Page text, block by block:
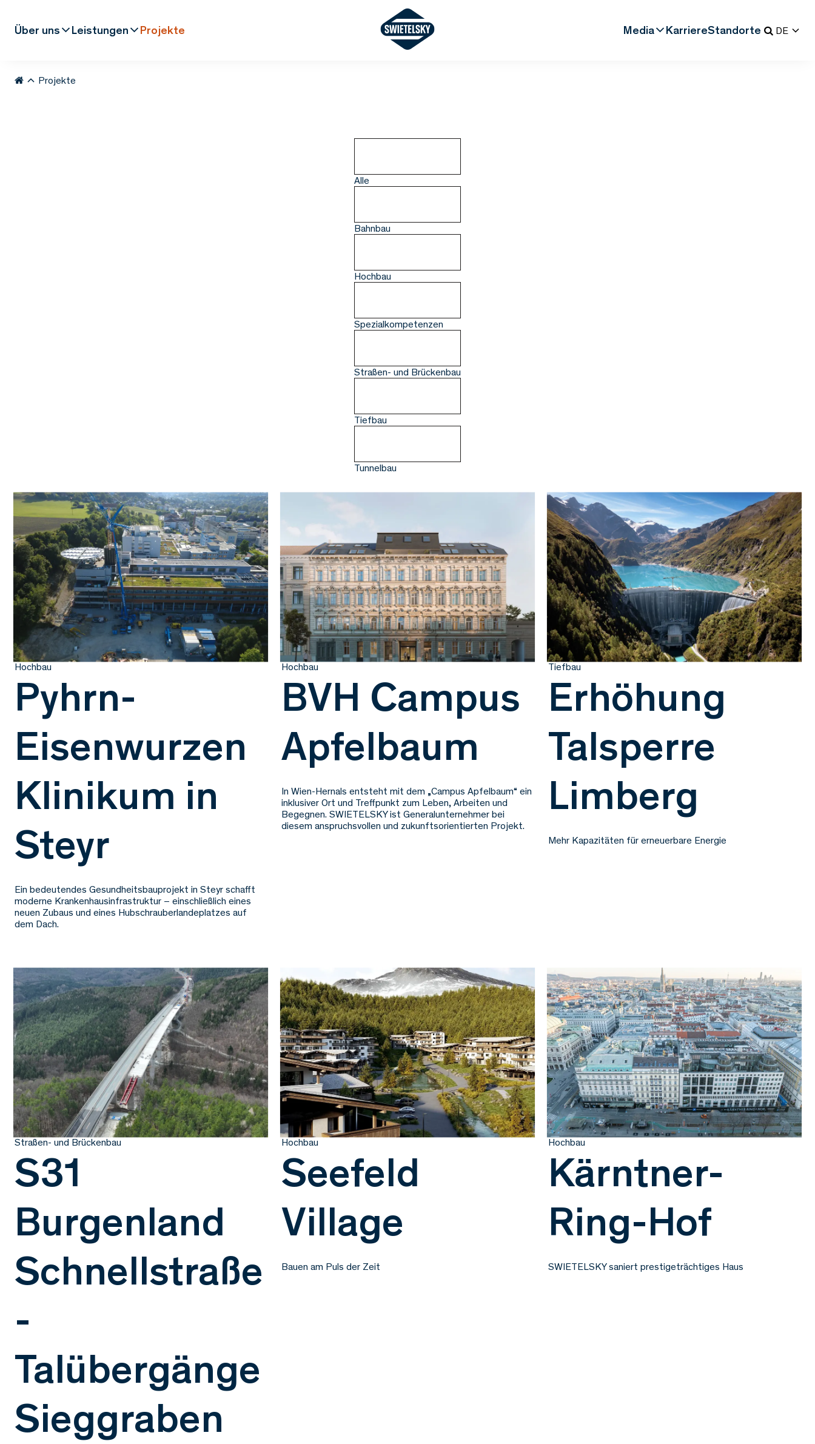
Über uns Leistungen Projekte Media KarriereStandorte DE
Projekte
Alle
Bahnbau
Hochbau
Spezialkompetenzen
Straßen- und Brückenbau
Tiefbau
Tunnelbau
Hochbau
Pyhrn-
Eisenwurzen
Klinikum in
Steyr
Ein bedeutendes Gesundheitsbauprojekt in Steyr schafft
moderne Krankenhausinfrastruktur – einschließlich eines
neuen Zubaus und eines Hubschrauberlandeplatzes auf
dem Dach.
Hochbau
BVH Campus
Apfelbaum
In Wien-Hernals entsteht mit dem „Campus Apfelbaum“ ein
inklusiver Ort und Treffpunkt zum Leben, Arbeiten und
Begegnen. SWIETELSKY ist Generalunternehmer bei
diesem anspruchsvollen und zukunftsorientierten Projekt.
Tiefbau
Erhöhung
Talsperre
Limberg
Mehr Kapazitäten für erneuerbare Energie
Straßen- und Brückenbau
S31
Burgenland
Schnellstraße
-
Talübergänge
Sieggraben
Hochbau
Seefeld
Village
Bauen am Puls der Zeit
Hochbau
Kärntner-
Ring-Hof
SWIETELSKY saniert prestigeträchtiges Haus